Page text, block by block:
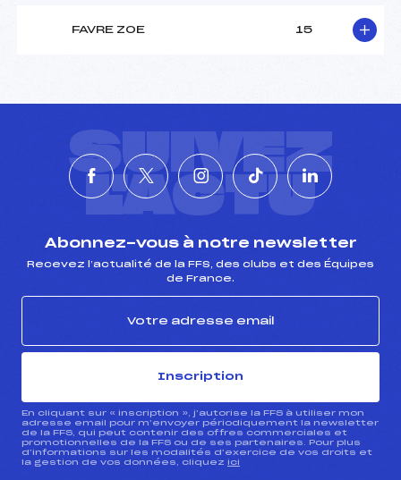
FAVRE ZOE 15
SUIVEZ
L'ACTU
Abonnez-vous à notre newsletter
Recevez l’actualité de la FFS, des clubs et des Équipes
de France.
Inscription
En cliquant sur « inscription », j’autorise la FFS à utiliser mon
adresse email pour m’envoyer périodiquement la newsletter
de la FFS, qui peut contenir des offres commerciales et
promotionnelles de la FFS ou de ses partenaires. Pour plus
d’informations sur les modalités d’exercice de vos droits et
la gestion de vos données, cliquez ici